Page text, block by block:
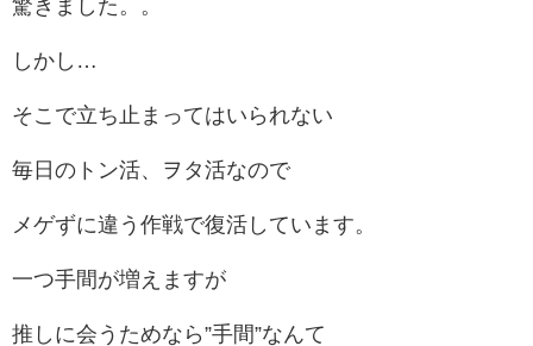
驚きました。。
しかし…
そこで立ち止まってはいられない
毎日のトン活、ヲタ活なので
メゲずに違う作戦で復活しています。
一つ手間が増えますが
推しに会うためなら”手間”なんて